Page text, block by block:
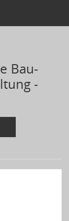
Bau-
-